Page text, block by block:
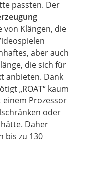
passten. Der
von Klängen, die
aber auch
die sich für
anbieten. Dank
„ROAT“ kaum
Prozessor
oder
Daher
bis zu 130